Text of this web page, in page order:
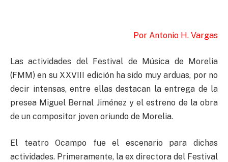
Por Antonio H. Vargas
Las actividades del Festival de Música de Morelia
(FMM) en su XXVIII edición ha sido muy arduas, por no
decir intensas, entre ellas destacan la entrega de la
presea Miguel Bernal Jiménez y el estreno de la obra
de un compositor joven oriundo de Morelia.
El teatro Ocampo fue el escenario para dichas
actividades. Primeramente, la ex directora del Festival